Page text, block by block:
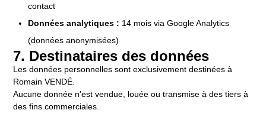
contact
Données analytiques : 14 mois via Google Analytics
(données anonymisées)
7. Destinataires des données
Les données personnelles sont exclusivement destinées à
Romain VENDÉ.
Aucune donnée n’est vendue, louée ou transmise à des tiers à
des fins commerciales.